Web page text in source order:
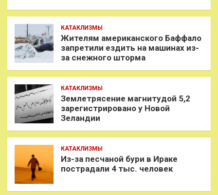
КАТАКЛИЗМЫ
Жителям американского Баффало
запретили ездить на машинах из-
за снежного шторма
КАТАКЛИЗМЫ
Землетрясение магнитудой 5,2
зарегистрировано у Новой
Зеландии
КАТАКЛИЗМЫ
Из-за песчаной бури в Ираке
пострадали 4 тыс. человек